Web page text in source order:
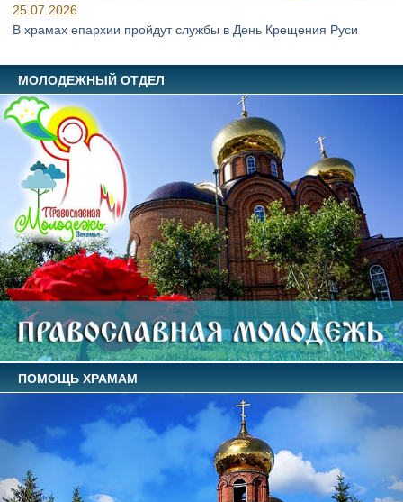
25.07.2026
В храмах епархии пройдут службы в День Крещения Руси
МОЛОДЕЖНЫЙ ОТДЕЛ
ПОМОЩЬ ХРАМАМ